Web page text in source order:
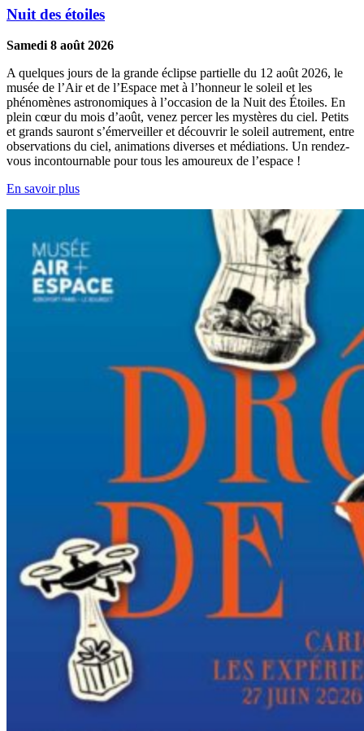
Nuit des étoiles
Samedi 8 août 2026
A quelques jours de la grande éclipse partielle du 12 août 2026, le
musée de l’Air et de l’Espace met à l’honneur le soleil et les
phénomènes astronomiques à l’occasion de la Nuit des Étoiles. En
plein cœur du mois d’août, venez percer les mystères du ciel. Petits
et grands sauront s’émerveiller et découvrir le soleil autrement, entre
observations du ciel, animations diverses et médiations. Un rendez-
vous incontournable pour tous les amoureux de l’espace !
En savoir plus